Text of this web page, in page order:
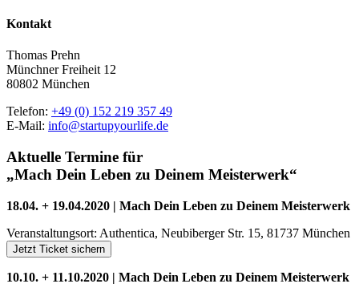
Kontakt
Thomas Prehn
Münchner Freiheit 12
80802 München
Telefon: +49 (0) 152 219 357 49
E-Mail: info@startupyourlife.de
Aktuelle Termine für
„Mach Dein Leben zu Deinem Meisterwerk“
18.04. + 19.04.2020 | Mach Dein Leben zu Deinem Meisterwerk
Veranstaltungsort: Authentica, Neubiberger Str. 15, 81737 München
Jetzt Ticket sichern
10.10. + 11.10.2020 | Mach Dein Leben zu Deinem Meisterwerk